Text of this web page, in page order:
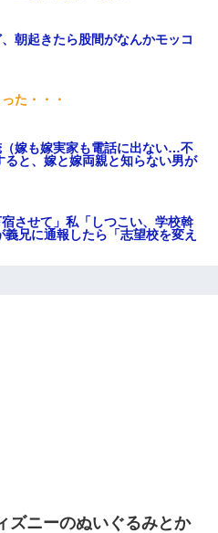
朝起きたら股間がなんかモッコ
た・・・
嫁も嫁実家も電話に出ない…不
と、嫁と嫁両親と知らない男が
させて」私「しつこい、学校斡
兄に通報したら「志望校を変え
が最悪だった。折角の旅行で何
たのだ
を保存して顔面評価スレで写真
う評価の中で二人ほど意外に好
ズニーのぬいぐるみとか